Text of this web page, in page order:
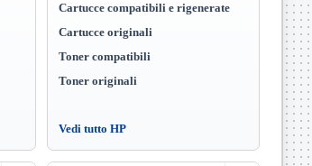
Cartucce compatibili e rigenerate
Cartucce originali
Toner compatibili
Toner originali
Vedi tutto HP